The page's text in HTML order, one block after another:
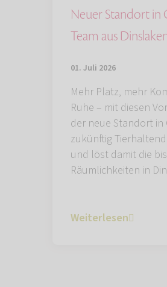
Neuer Standort in
Team aus
01. Juli 2026
Mehr Platz, mehr
Ruhe – mit diesen
der neue Standort in
zukünftig
und löst damit die
Räumlichkeiten in
Weiterlesen